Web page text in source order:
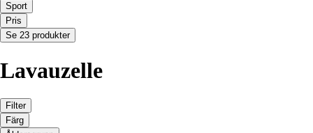
Sport
Pris
Se 23 produkter
Lavauzelle
Filter
Färg